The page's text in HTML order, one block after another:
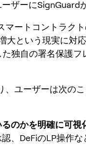
ザーにSignGuard
マートコントラク
大という現実に対
た独自の署名保護フ
、ユーザーは次の
のかを明確に可視
、DeFiのLP操作